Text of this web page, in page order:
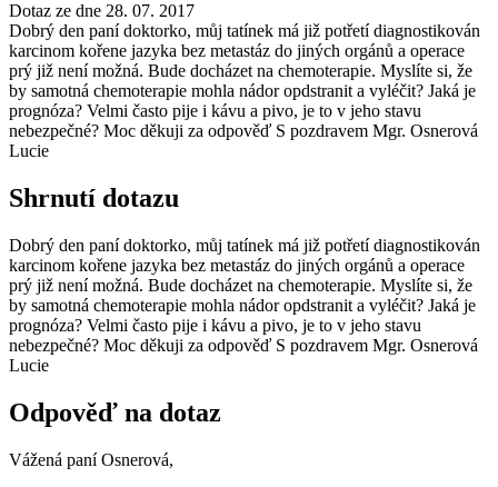
Dotaz ze dne 28. 07. 2017
Dobrý den paní doktorko, můj tatínek má již potřetí diagnostikován
karcinom kořene jazyka bez metastáz do jiných orgánů a operace
prý již není možná. Bude docházet na chemoterapie. Myslíte si, že
by samotná chemoterapie mohla nádor opdstranit a vyléčit? Jaká je
prognóza? Velmi často pije i kávu a pivo, je to v jeho stavu
nebezpečné? Moc děkuji za odpověď S pozdravem Mgr. Osnerová
Lucie
Shrnutí dotazu
Dobrý den paní doktorko, můj tatínek má již potřetí diagnostikován
karcinom kořene jazyka bez metastáz do jiných orgánů a operace
prý již není možná. Bude docházet na chemoterapie. Myslíte si, že
by samotná chemoterapie mohla nádor opdstranit a vyléčit? Jaká je
prognóza? Velmi často pije i kávu a pivo, je to v jeho stavu
nebezpečné? Moc děkuji za odpověď S pozdravem Mgr. Osnerová
Lucie
Odpověď na dotaz
Vážená paní Osnerová,